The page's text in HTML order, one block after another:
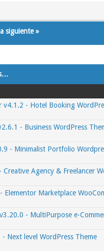
siguiente»
v4.1.2 - Hotel Booking
- Business WordPress
- Minimalist Portfolio
Agency & Freelancer
Elementor Marketplace
- MultiPurpose e-
Next level WordPress Theme